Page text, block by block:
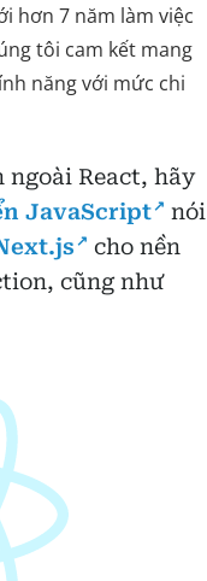
hơn 7 năm làm việc
tôi cam kết mang
năng với mức chi
ngoài React, hãy
JavaScript
nói
cho nền
cũng như